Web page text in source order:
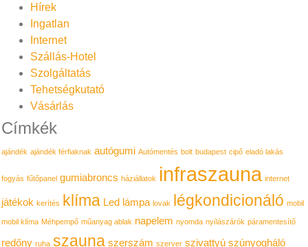
Hírek
Ingatlan
Internet
Szállás-Hotel
Szolgáltatás
Tehetségkutató
Vásárlás
Címkék
ajándék ajándék férfiaknak autógumi Autómentés bolt budapest cipő eladó lakás
fogyás fűtőpanel gumiabroncs háziállatok infraszauna internet
játékok kerítés klíma Led lámpa lovak légkondicionáló mobil
mobil klíma Méhpempő műanyag ablak napelem nyomda nyílászárók páramentesítő
redőny ruha szauna szerszám szerver szivattyú szúnyogháló